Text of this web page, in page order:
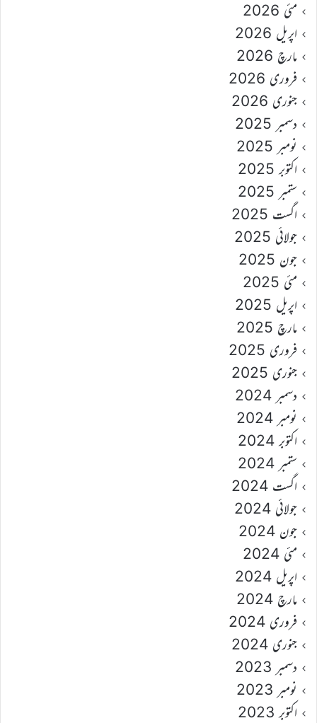
مئی 2026
اپریل 2026
مارچ 2026
فروری 2026
جنوری 2026
دسمبر 2025
نومبر 2025
اکتوبر 2025
ستمبر 2025
اگست 2025
جولائی 2025
جون 2025
مئی 2025
اپریل 2025
مارچ 2025
فروری 2025
جنوری 2025
دسمبر 2024
نومبر 2024
اکتوبر 2024
ستمبر 2024
اگست 2024
جولائی 2024
جون 2024
مئی 2024
اپریل 2024
مارچ 2024
فروری 2024
جنوری 2024
دسمبر 2023
نومبر 2023
اکتوبر 2023